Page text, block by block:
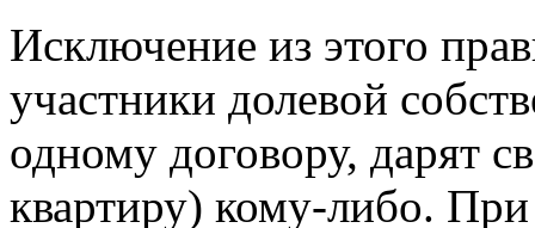
Исключение из этого
участники долевой
одному договору, дарят
квартиру) кому-либо.